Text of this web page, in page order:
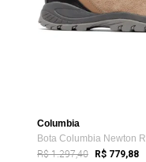
Columbia
R$ 1.297,40 R$ 779,88